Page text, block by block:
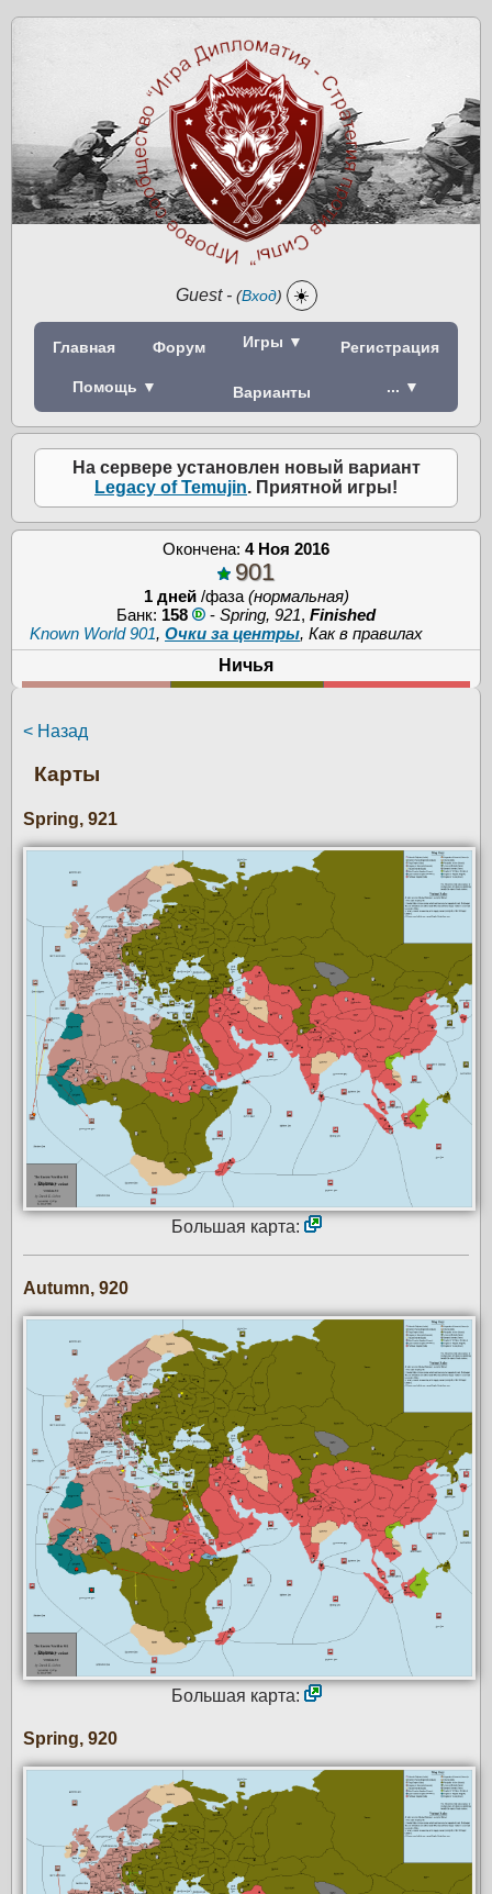
Guest- (Вход) ☀️
Главная Форум Игры ▼ Регистрация
Помощь ▼ Варианты ... ▼
На сервере установлен новый вариант
Legacy of Temujin. Приятной игры!
Окончена: 4 Ноя 2016
901
1 дней/фаза (нормальная)
Банк: 158 - Spring, 921, Finished
Known World 901, Очки за центры, Как в правилах
Ничья
< Назад
Карты
Spring, 921
Большая карта:
Autumn, 920
Большая карта:
Spring, 920